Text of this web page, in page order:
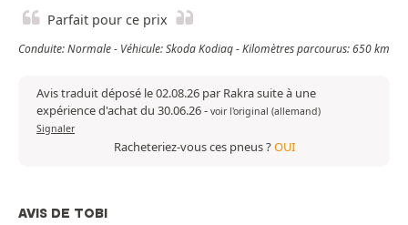
Parfait pour ce prix
Conduite: Normale - Véhicule: Skoda Kodiaq - Kilomètres parcourus: 650 km
Avis traduit déposé le 02.08.26 par Rakra suite à une
expérience d'achat du 30.06.26- voir l'original (allemand)
Signaler
Racheteriez-vous ces pneus ?OUI
AVIS DE TOBI